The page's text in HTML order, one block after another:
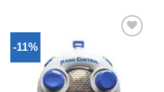
-11%
verlanglijst